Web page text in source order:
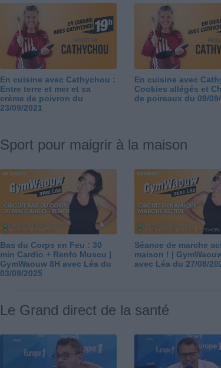
En cuisine avec Cathychou :
Entre terre et mer et sa
crème de poivron du
23/09/2021
En cuisine avec
Cookies allégés et
de poireaux du 09/
Sport pour maigrir à la maison
Bas du Corps en Feu : 30
min Cardio + Renfo Muscu |
GymWaouw 8H avec Léa du
03/09/2025
Séance de marche
maison ! |
avec Léa du 27/08/
Le Grand direct de la santé